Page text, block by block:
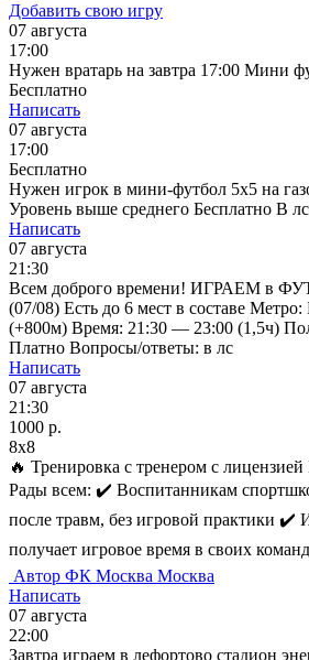
Добавить свою игру
07 августа
17:00
Нужен вратарь на завтра 17:00 Мини
Бесплатно
Написать
07 августа
17:00
Бесплатно
Нужен игрок в мини-футбол 5х5 на
Уровень выше среднего Бесплатно В лс
Написать
07 августа
21:30
Всем доброго времени! ИГРАЕМ в
(07/08) Есть до 6 мест в составе Метро:
(+800м) Время: 21:30 — 23:00 (1,5ч)
Платно Вопросы/ответы: в лс
Написать
07 августа
21:30
1000 р.
8x8
🔥 Тренировка с тренером c
Рады всем: ✔️ Воспитанникам
после травм, без игровой практики ✔️
получает игровое время в своих
Автор ФК Москва Москва
Написать
07 августа
22:00
Завтра играем в лефортово стадион